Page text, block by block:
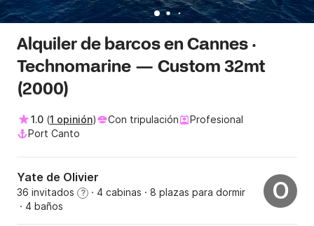
Alquiler de barcos en Cannes ·
Technomarine — Custom 32mt
(2000)
1.0 (1 opinión) Con tripulación
Profesional
Port Canto
Yate de Olivier
36 invitados ? · 4 cabinas · 8 plazas para dormir
· 4 baños
O